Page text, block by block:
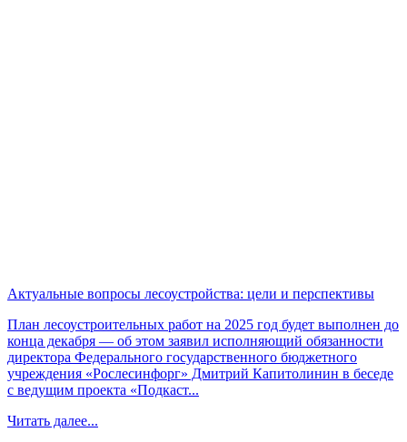
Актуальные вопросы лесоустройства: цели и перспективы
План лесоустроительных работ на 2025 год будет выполнен до
конца декабря — об этом заявил исполняющий обязанности
директора Федерального государственного бюджетного
учреждения «Рослесинфорг» Дмитрий Капитолинин в беседе
с ведущим проекта «Подкаст...
Читать далее...